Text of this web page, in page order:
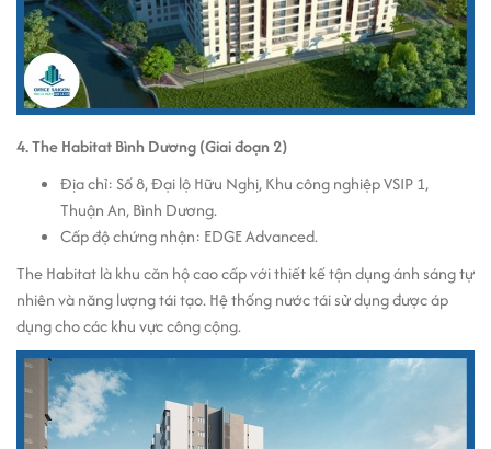
4. The Habitat Bình Dương (Giai đoạn 2)
Địa chỉ: Số 8, Đại lộ Hữu Nghị, Khu công nghiệp VSIP 1,
Thuận An, Bình Dương.
Cấp độ chứng nhận: EDGE Advanced.
The Habitat là khu căn hộ cao cấp với thiết kế tận dụng ánh sáng tự
nhiên và năng lượng tái tạo. Hệ thống nước tái sử dụng được áp
dụng cho các khu vực công cộng.